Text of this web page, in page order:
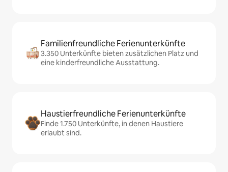
Familienfreundliche Ferienunterkünfte
3.350 Unterkünfte bieten zusätzlichen Platz und
eine kinderfreundliche Ausstattung.
Haustierfreundliche Ferienunterkünfte
Finde 1.750 Unterkünfte, in denen Haustiere
erlaubt sind.